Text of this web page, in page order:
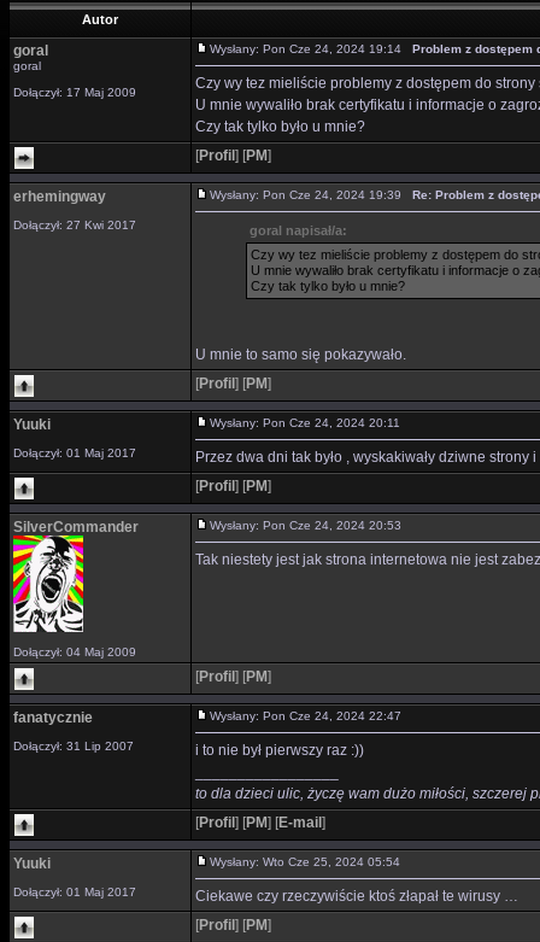
Autor
goral
goral
Dołączył: 17 Maj 2009
Wysłany: Pon Cze 24, 2024 19:14 Problem z dostępem
Czy wy tez mieliście problemy z dostępem do
U mnie wywaliło brak certyfikatu i informacje o
Czy tak tylko było u mnie?
[Profil ] [PM]
erhemingway
Dołączył: 27 Kwi 2017
Wysłany: Pon Cze 24, 2024 19:39 Re: Problem z
goral napisał/a:
Czy wy tez mieliście problemy z dostępem do
U mnie wywaliło brak certyfikatu i informacje o
Czy tak tylko było u mnie?
U mnie to samo się pokazywało.
[Profil ] [PM]
Yuuki
Dołączył: 01 Maj 2017
Wysłany: Pon Cze 24, 2024 20:11
Przez dwa dni tak było , wyskakiwały dziwne
[Profil ] [PM]
SilverCommander
Dołączył: 04 Maj 2009
Wysłany: Pon Cze 24, 2024 20:53
Tak niestety jest jak strona internetowa nie jest
[Profil ] [PM]
fanatycznie
Dołączył: 31 Lip 2007
Wysłany: Pon Cze 24, 2024 22:47
i to nie był pierwszy raz :))
to dla dzieci ulic, życzę wam dużo miłości, szczerej
[Profil ] [PM] [E-mail ]
Yuuki
Dołączył: 01 Maj 2017
Wysłany: Wto Cze 25, 2024 05:54
Ciekawe czy rzeczywiście ktoś złapał te wirusy …
[Profil ] [PM]